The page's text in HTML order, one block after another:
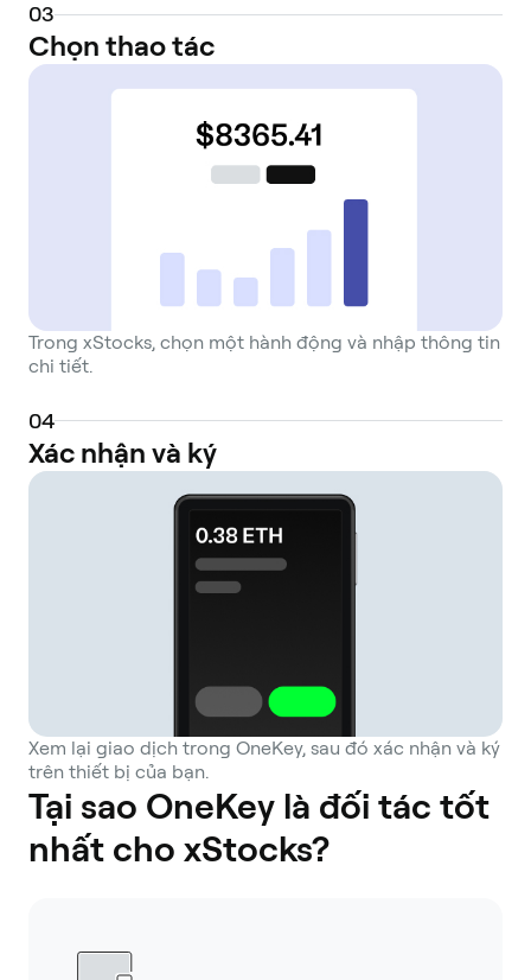
03
Chọn thao tác
Trong xStocks, chọn một hành động và nhập thông tin
chi tiết.
04
Xác nhận và ký
Xem lại giao dịch trong OneKey, sau đó xác nhận và ký
trên thiết bị của bạn.
Tại sao OneKey là đối tác tốt
nhất cho xStocks?